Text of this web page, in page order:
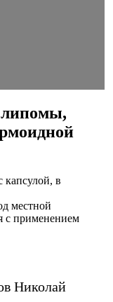
липомы,
капсулой, в
местной
с применением